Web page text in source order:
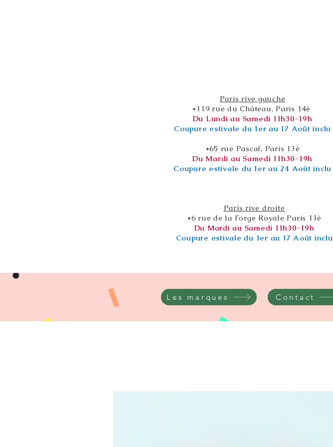
Paris rive gauche
*119 rue du Château, Paris 14è
Du Lundi au Samedi 11h30-19h
Coupure estivale du 1er au 17 Août inclu
*65 rue Pascal, Paris 13è
Du Mardi au Samedi 11h30-19h
Coupure estivale du 1er au 24 Août inclu
Paris rive droite
*6 rue de la Forge Royale Paris 11è
Du Mardi au Samedi 11h30-19h
Coupure estivale du 1er au 17 Août inclu
Les marques Contact